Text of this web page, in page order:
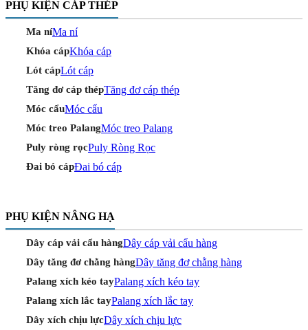
PHỤ KIỆN CÁP THÉP
Ma níMa ní
Khóa cápKhóa cáp
Lót cápLót cáp
Tăng đơ cáp thépTăng đơ cáp thép
Móc cẩuMóc cẩu
Móc treo PalangMóc treo Palang
Puly ròng rọcPuly Ròng Rọc
Đai bó cápĐai bó cáp
PHỤ KIỆN NÂNG HẠ
Dây cáp vải cẩu hàngDây cáp vải cẩu hàng
Dây tăng đơ chằng hàngDây tăng đơ chằng hàng
Palang xích kéo tayPalang xích kéo tay
Palang xích lắc tayPalang xích lắc tay
Dây xích chịu lựcDây xích chịu lực